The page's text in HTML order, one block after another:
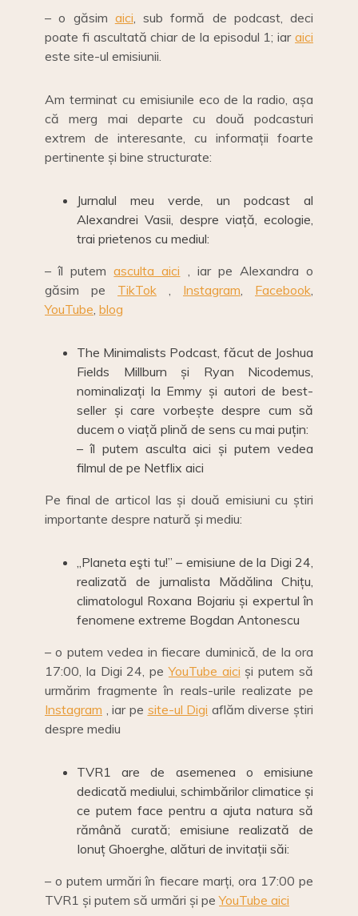
– o găsim aici, sub formă de podcast, deci
poate fi ascultată chiar de la episodul 1; iar aici
este site-ul emisiunii.
Am terminat cu emisiunile eco de la radio, așa
că merg mai departe cu două podcasturi
extrem de interesante, cu informații foarte
pertinente și bine structurate:
Jurnalul meu verde, un podcast al
Alexandrei Vasii, despre viață, ecologie,
trai prietenos cu mediul:
– îl putemasculta aici , iar pe Alexandra o
găsim pe TikTok , Instagram, Facebook,
YouTube, blog
The Minimalists Podcast, făcut de Joshua
Fields Millburn și Ryan Nicodemus,
nominalizați la Emmy și autori de best-
seller și care vorbește despre cum să
ducem o viață plină de sens cu mai puțin:
– îl putem ascultaaici și putem vedea
filmul de pe Netflix aici
Pe final de articol las și două emisiuni cu știri
importante despre natură și mediu:
„Planeta eşti tu!” – emisiune de la Digi 24,
realizată de jurnalista Mădălina Chițu,
climatologul Roxana Bojariu și expertul în
fenomene extreme Bogdan Antonescu
– o putem vedea in fiecare duminică, de la ora
17:00, la Digi 24, peYouTube aici și putem să
urmărim fragmente în reals-urile realizate pe
Instagram , iar pe site-ul Digi aflăm diverse știri
despre mediu
TVR1 are de asemenea o emisiune
dedicată mediului, schimbărilor climatice și
ce putem face pentru a ajuta natura să
rămână curată; emisiune realizată de
Ionuț Ghoerghe, alături de invitații săi:
– o putem urmări în fiecare marți, ora 17:00 pe
TVR1 și putem să urmări și peYouTube aici